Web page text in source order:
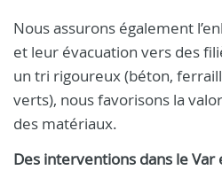
Nous assurons également
et leur évacuation vers des
un tri rigoureux (béton,
verts), nous favorisons la
des matériaux.
Des interventions dans le Var